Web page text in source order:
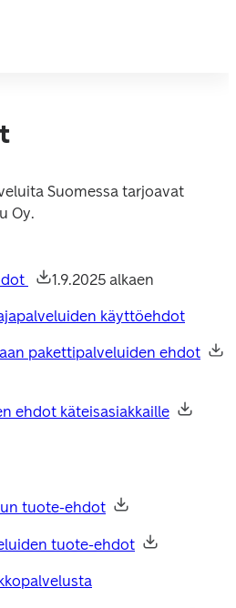
Suomessa tarjoavat
Oy.
1.9.2025 alkaen
käyttöehdot
pakettipalveluiden ehdot
ehdot käteisasiakkaille
tuote-ehdot
tuote-ehdot